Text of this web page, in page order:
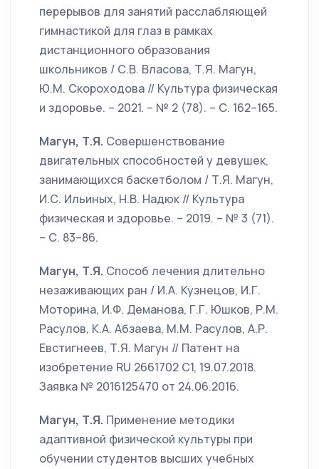
перерывов для занятий расслабляющей
гимнастикой для глаз в рамках
дистанционного образования
школьников / С.В. Власова, Т.Я. Магун,
Ю.М. Скороходова // Культура физическая
и здоровье. – 2021. – № 2 (78). – С. 162–165.
Магун, Т.Я. Совершенствование
двигательных способностей у девушек,
занимающихся баскетболом / Т.Я. Магун,
И.С. Ильиных, Н.В. Надюк // Культура
физическая и здоровье. – 2019. – № 3 (71).
– С. 83–86.
Магун, Т.Я. Способ лечения длительно
незаживающих ран / И.А. Кузнецов, И.Г.
Моторина, И.Ф. Деманова, Г.Г. Юшков, Р.М.
Расулов, К.А. Абзаева, М.М. Расулов, А.Р.
Евстигнеев, Т.Я. Магун // Патент на
изобретение RU 2661702 C1, 19.07.2018.
Заявка № 2016125470 от 24.06.2016.
Магун, Т.Я. Применение методики
адаптивной физической культуры при
обучении студентов высших учебных